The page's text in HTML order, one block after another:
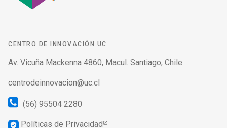
CENTRO DE INNOVACIÓN UC
Av. Vicuña Mackenna 4860, Macul. Santiago, Chile
centrodeinnovacion@uc.cl
(56) 95504 2280
verified_user Políticas de Privacidad